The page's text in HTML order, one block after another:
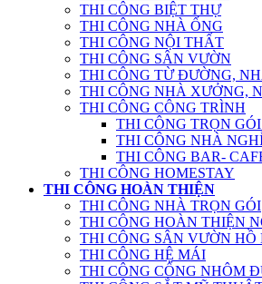
THI CÔNG BIỆT THỰ
THI CÔNG NHÀ ỐNG
THI CÔNG NỘI THẤT
THI CÔNG SÂN VƯỜN
THI CÔNG TỪ ĐƯỜNG,
THI CÔNG NHÀ XƯỞNG,
THI CÔNG CÔNG TRÌNH
THI CÔNG TRỌN
THI CÔNG NHÀ
THI CÔNG BAR-
THI CÔNG HOMESTAY
THI CÔNG HOÀN THIỆN
THI CÔNG NHÀ TRỌN GÓI
THI CÔNG HOÀN THIỆN
THI CÔNG SÂN VƯỜN HỒ
THI CÔNG HỆ MÁI
THI CÔNG CỔNG NHÔM